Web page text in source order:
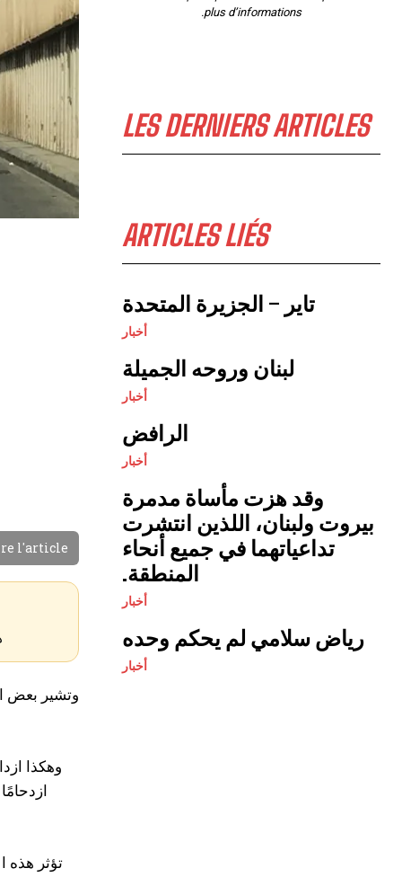
plus d’informations.
LES DERNIERS ARTICLES
ARTICLES LIÉS
تاير – الجزيرة المتحدة
أخبار
لبنان وروحه الجميلة
أخبار
الرافض
أخبار
وقد هزت مأساة مدمرة
بيروت ولبنان، اللذين انتشرت
تداعياتهما في جميع أنحاء
المنطقة.
أخبار
رياض سلامي لم يحكم وحده
أخبار
l'article
وتشير بعض
وهكذا
تؤثر هذه